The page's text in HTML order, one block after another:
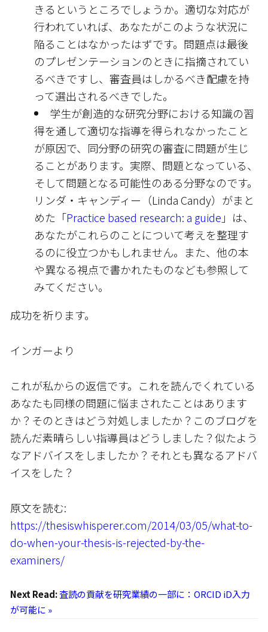
きるというところでしょうか。適切な対応が
行われていれば、あなたがこのような状況に
陥ることはなかったはずです。問題点は最後
のプレゼンテーションのときに指摘されてい
るべきですし、審査員はしかるべき配慮を持
って選出されるべきでした。
学生が創造的な研究分野における知識の習
得を通して適切な指導を得られなかったこと
が原因で、同分野の研究の審査に問題が生じ
ることがあります。実際、問題となっている、
そして問題となる可能性のある分野なのです。
リンダ・キャンディー（Linda Candy）がまと
めた「Practice based research: a guide 」は、
あなたがこれらのことについて考えを整理す
るのに役立つかもしれません。また、他の本
や異なる視点で書かれたものなども参照して
みてください。
成功を祈ります。
インガーより
これが私からの返信です。これを読んでくれている
あなたも同様の問題に悩まされたことはあります
か？そのときはどう対処しましたか？このブログを
読んだ素晴らしい指導員はどうしました？似たよう
なアドバイスをしましたか？それとも異なるアドバ
イスをした？
原文を読む:
https://thesiswhisperer.com/2014/03/05/what-to-
do-when-your-thesis-is-rejected-by-the-
examiners/
Next Read:査読の貢献を研究業績の一部に：ORCID iD入力
が可能に »